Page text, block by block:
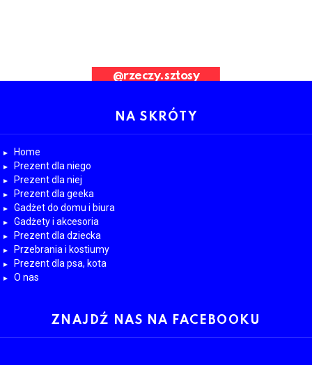
Request. Error validating application
@rzeczy.sztosy
NA SKRÓTY
Home
Prezent dla niego
Prezent dla niej
Prezent dla geeka
Gadżet do domu i biura
Gadżety i akcesoria
Prezent dla dziecka
Przebrania i kostiumy
Prezent dla psa, kota
O nas
ZNAJDŹ NAS NA FACEBOOKU